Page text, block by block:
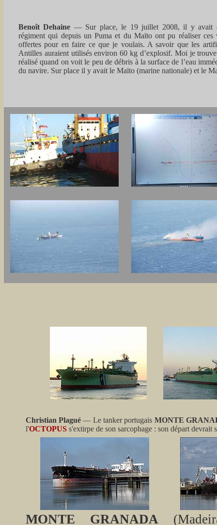
Benoît Dehaine — Sur place, le 19 juillet 2008, il y avait
régiment qui depuis un Puma et du Maïto ont pu réaliser ces
offertes pour en faire ce que je voulais. A savoir que les
Antilles auraient utilisés environ 60 kg d’explosif. Moi je
réalisé quand on voit le peu de débris à la surface de l’eau
du navire. Sur place il y avait le Maïto (marine nationale) et le
Christian Plagué— Le tanker portugais MONTE
l'OCTOPUSs'extirpe de son sarcophage : son départ devrait
MONTE GRANADA